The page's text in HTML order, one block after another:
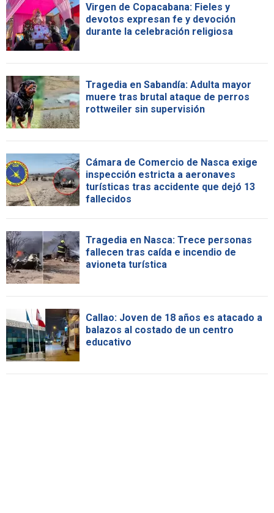
Virgen de Copacabana: Fieles y
devotos expresan fe y devoción
durante la celebración religiosa
Tragedia en Sabandía: Adulta mayor
muere tras brutal ataque de perros
rottweiler sin supervisión
Cámara de Comercio de Nasca exige
inspección estricta a aeronaves
turísticas tras accidente que dejó 13
fallecidos
Tragedia en Nasca: Trece personas
fallecen tras caída e incendio de
avioneta turística
Callao: Joven de 18 años es atacado a
balazos al costado de un centro
educativo